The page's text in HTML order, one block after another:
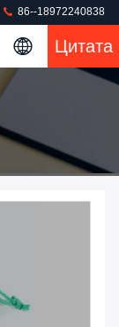
86--18972240838
Цитата